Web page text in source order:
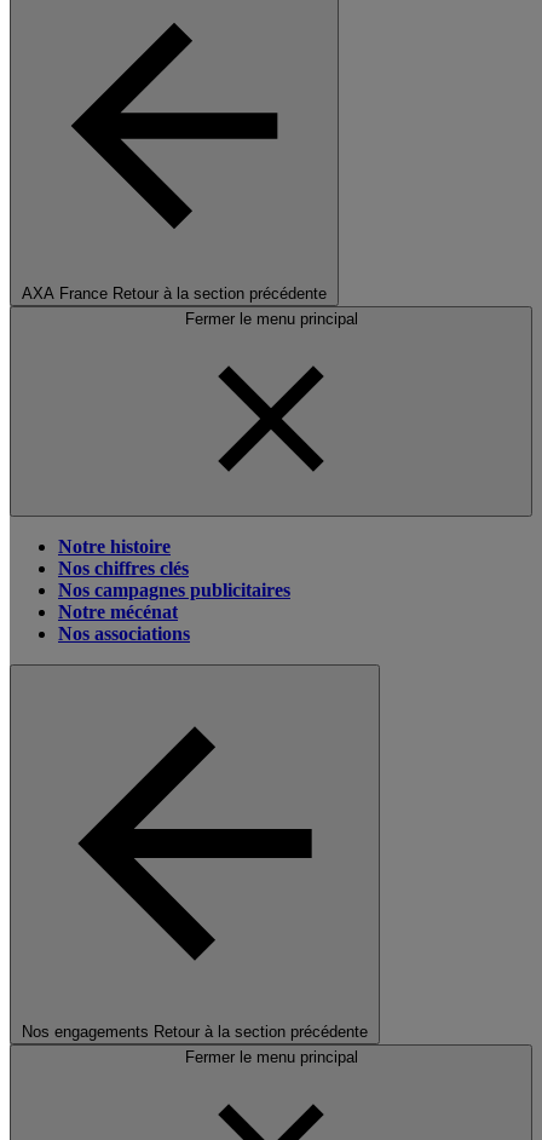
AXA France Retour à la section précédente
Fermer le menu principal
Notre histoire
Nos chiffres clés
Nos campagnes publicitaires
Notre mécénat
Nos associations
Nos engagements Retour à la section précédente
Fermer le menu principal